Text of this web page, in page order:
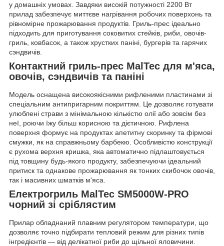
у домашніх умовах. Завдяки високій потужності 2200 Вт
прилад забезпечує миттєве нагрівання робочих поверхонь та
рівномірне прожарювання продуктів. Гриль-прес ідеально
підходить для приготування соковитих стейків, риби, овочів-
гриль, ковбасок, а також хрустких паніні, бургерів та гарячих
сэндвичів.
Контактний гриль-прес MalTec для м'яса,
овочів, сэндвичів та паніні
Модель оснащена високоякісними рифленими пластинами зі
спеціальним антипригарним покриттям. Це дозволяє готувати
улюблені страви з мінімальною кількістю олії або зовсім без
неї, роючи їжу більш корисною та дієтичною. Рифлена
поверхня формує на продуктах апетитну скоринку та фірмові
смужки, як на справжньому барбекю. Особливістю конструкції
є рухома верхня кришка, яка автоматично підлаштовується
під товщину будь-якого продукту, забезпечуючи ідеальний
притиск та однакове прожарювання як тонких скибочок овочів,
так і масивних шматків м'яса.
Електрогриль MalTec SM5000W-PRO
чорний зі сріблястим
Прилар обладнаний плавним регулятором температури, що
дозволяє точно підбирати тепловий режим для різних типів
інгредієнтів — від делікатної риби до щільної яловичини.